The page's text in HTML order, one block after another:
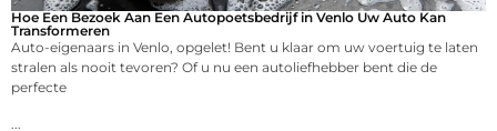
Hoe Een Bezoek Aan Een Autopoetsbedrijf in Venlo Uw Auto Kan
Transformeren
Auto-eigenaars in Venlo, opgelet! Bent u klaar om uw voertuig te laten
stralen als nooit tevoren? Of u nu een autoliefhebber bent die de
perfecte